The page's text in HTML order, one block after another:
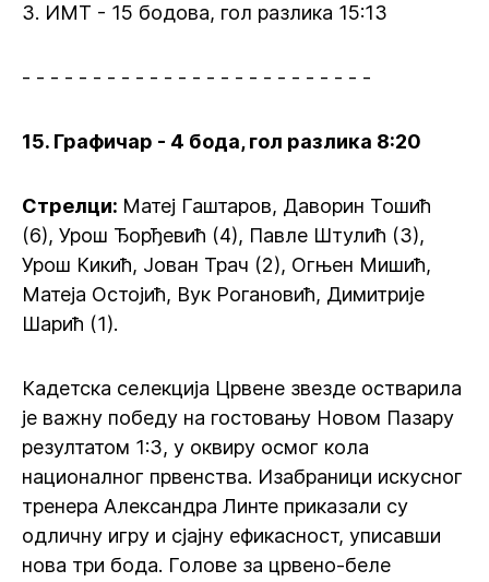
3. ИМТ - 15 бодова, гол разлика 15:13
- - - - - - - - - - - - - - - - - - - - - - - - -
15. Графичар - 4 бода, гол разлика 8:20
Стрелци: Матеј Гаштаров, Даворин Тошић
(6), Урош Ђорђевић (4), Павле Штулић (3),
Урош Кикић, Јован Трач (2), Огњен Мишић,
Матеја Остојић, Вук Рогановић, Димитрије
Шарић (1).
Кадетска селекција Црвене звезде остварила
је важну победу на гостовању Новом Пазару
резултатом 1:3, у оквиру осмог кола
националног првенства. Изабраници искусног
тренера Александра Линте приказали су
одличну игру и сјајну ефикасност, уписавши
нова три бода. Голове за црвено-беле